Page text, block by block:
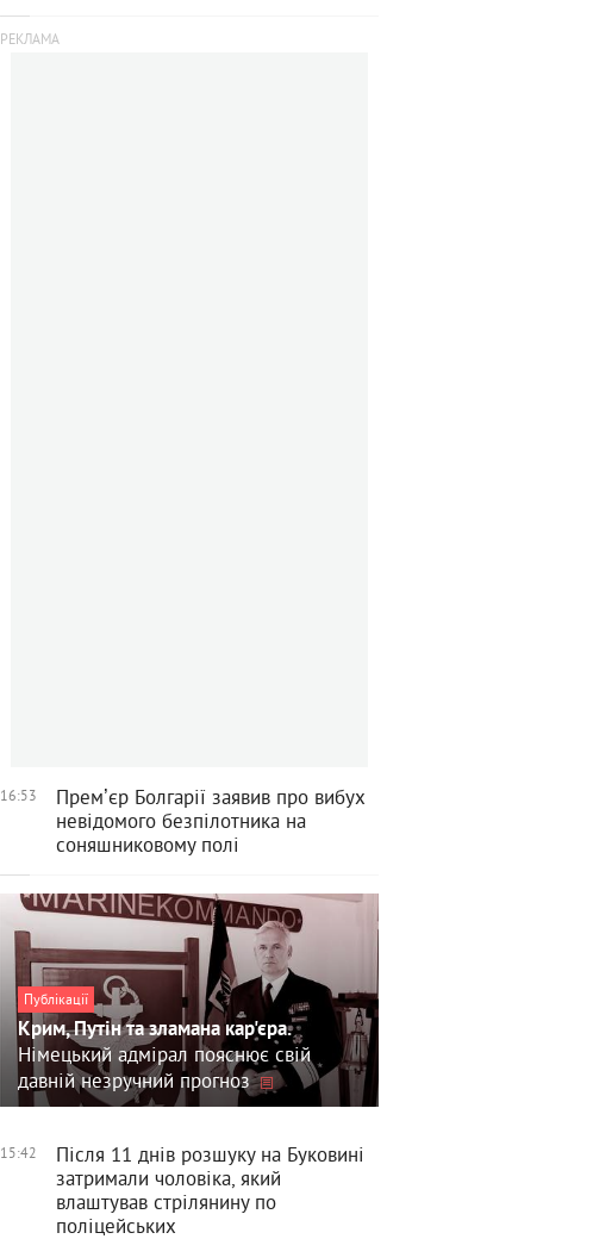
16:53
Премʼєр Болгарії заявив про вибух
невідомого безпілотника на
соняшниковому полі
Публікації
Крим, Путін та зламана кар'єра.
Німецький адмірал пояснює свій
давній незручний прогноз
15:42
Після 11 днів розшуку на Буковині
затримали чоловіка, який
влаштував стрілянину по
поліцейських